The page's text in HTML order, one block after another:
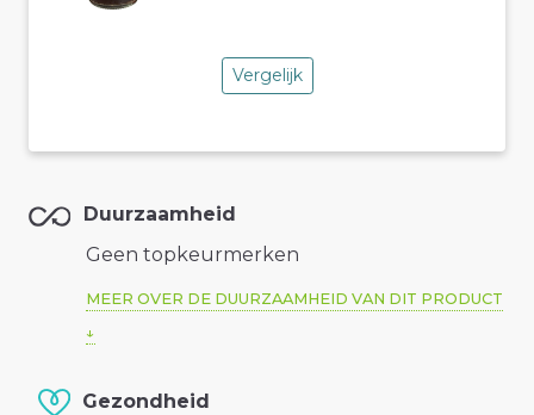
Vergelijk
Duurzaamheid
Geen topkeurmerken
MEER OVER DE DUURZAAMHEID VAN DIT PRODUCT
Gezondheid